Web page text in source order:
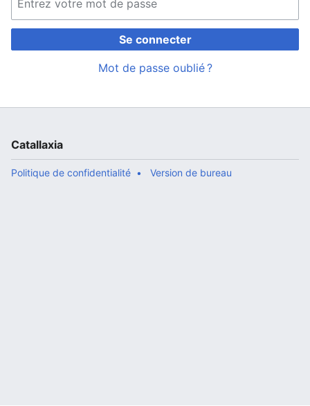
Se connecter
Mot de passe oublié ?
Catallaxia
Politique de confidentialité Version de bureau